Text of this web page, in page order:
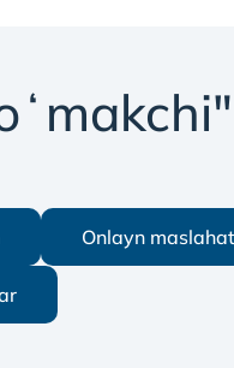
Onlayn maslahat